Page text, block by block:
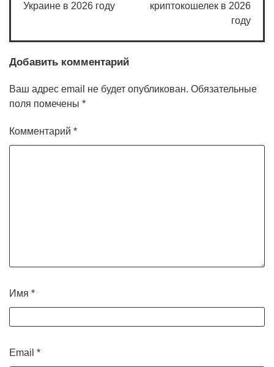
записям
Украине в 2026 году
криптокошелек в 2026
году
Добавить комментарий
Ваш адрес email не будет опубликован. Обязательные
поля помечены *
Комментарий *
Имя *
Email *